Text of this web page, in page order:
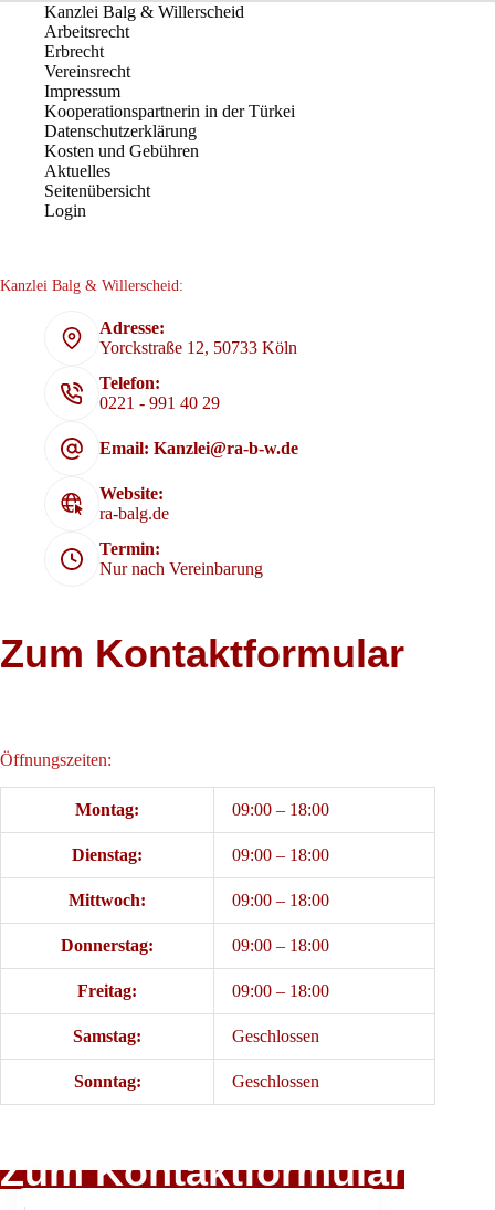
Kanzlei Balg & Willerscheid
Arbeitsrecht
Erbrecht
Vereinsrecht
Impressum
Kooperationspartnerin in der Türkei
Datenschutzerklärung
Kosten und Gebühren
Aktuelles
Seitenübersicht
Login
Kanzlei Balg & Willerscheid:
Adresse:
Yorckstraße 12, 50733 Köln
Telefon:
0221 - 991 40 29
Email: Kanzlei@ra-b-w.de
Website:
ra-balg.de
Termin:
Nur nach Vereinbarung
Zum Kontaktformular
Öffnungszeiten:
Montag: 09:00 – 18:00
Dienstag: 09:00 – 18:00
Mittwoch: 09:00 – 18:00
Donnerstag: 09:00 – 18:00
Freitag: 09:00 – 18:00
Samstag: Geschlossen
Sonntag: Geschlossen
Zum Kontaktformular